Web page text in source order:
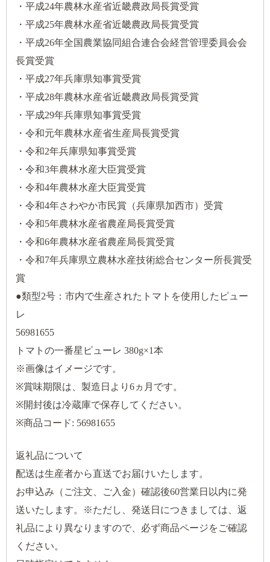
・平成24年農林水産省近畿農政局長賞受賞
・平成25年農林水産省近畿農政局長賞受賞
・平成26年全国農業協同組合連合会経営管理委員会会
長賞受賞
・平成27年兵庫県知事賞受賞
・平成28年農林水産省近畿農政局長賞受賞
・平成29年兵庫県知事賞受賞
・令和元年農林水産省生産局長賞受賞
・令和2年兵庫県知事賞受賞
・令和3年農林水産大臣賞受賞
・令和4年農林水産大臣賞受賞
・令和4年さわやか市民賞（兵庫県加西市）受賞
・令和5年農林水産省農産局長賞受賞
・令和6年農林水産省農産局長賞受賞
・令和7年兵庫県立農林水産技術総合センター所長賞受
賞
●類型2号：市内で生産されたトマトを使用したピュー
レ
56981655
トマトの一番星ピューレ 380g×1本
※画像はイメージです。
※賞味期限は、製造日より6ヵ月です。
※開封後は冷蔵庫で保存してください。
※商品コード: 56981655
返礼品について
配送は生産者から直送でお届けいたします。
お申込み（ご注文、ご入金）確認後60営業日以内に発
送いたします。※ただし、発送日につきましては、返
礼品により異なりますので、必ず商品ページをご確認
ください。